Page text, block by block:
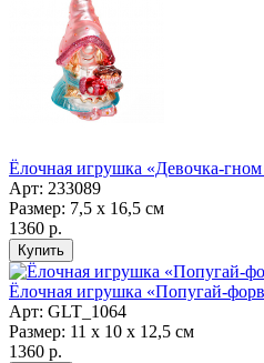
Ёлочная игрушка «Девочка-
Арт: 233089
Размер: 7,5 х 16,5 см
1360 р.
Ёлочная игрушка «Попугай-
Арт: GLT_1064
Размер: 11 х 10 х 12,5 см
1360 р.